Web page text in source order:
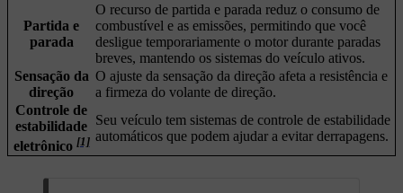
Partida e
parada
O recurso de partida e parada reduz o consumo de
combustível e as emissões, permitindo que você
desligue temporariamente o motor durante paradas
breves, mantendo os sistemas do veículo ativos.
Sensação da
direção
O ajuste da sensação da direção afeta a resistência e
a firmeza do volante de direção.
Controle de
estabilidade
eletrônico [1]
Seu veículo tem sistemas de controle de estabilidade
automáticos que podem ajudar a evitar derrapagens.